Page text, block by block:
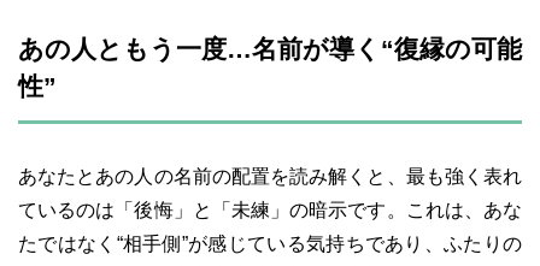
あの人ともう一度…名前が導く“復縁の可能
性”
あなたとあの人の名前の配置を読み解くと、最も強く表れ
ているのは「後悔」と「未練」の暗示です。これは、あな
たではなく“相手側”が感じている気持ちであり、ふたりの